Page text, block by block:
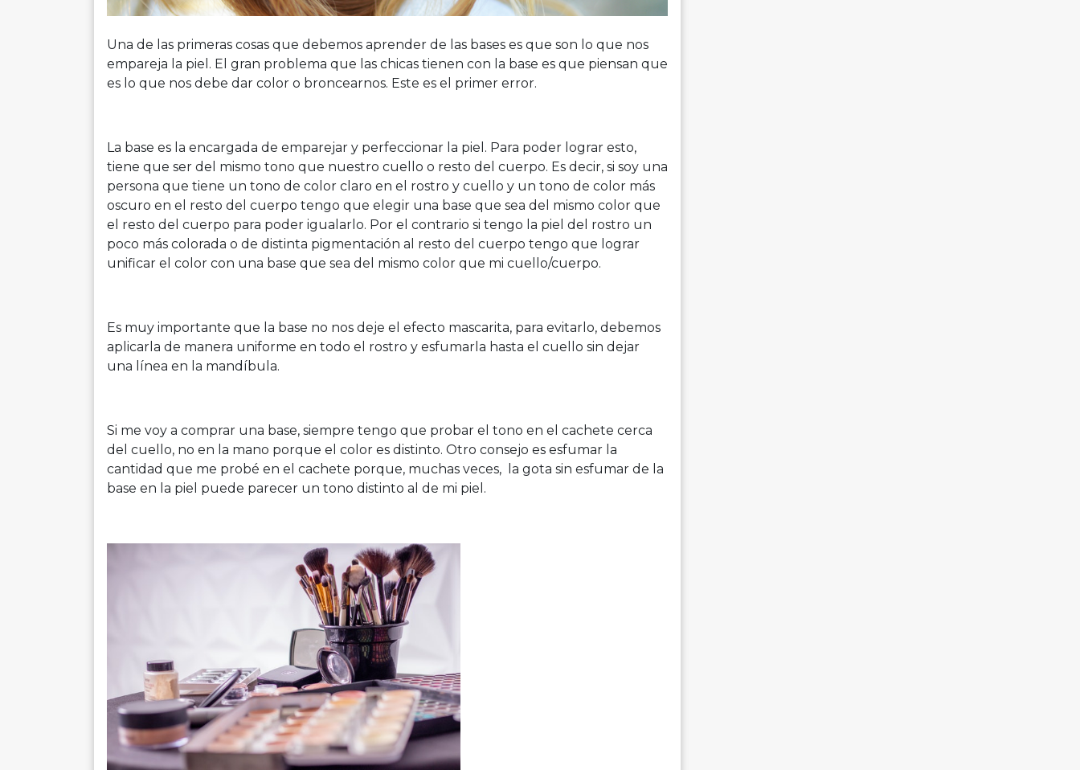
Una de las primeras cosas que debemos aprender de las bases es que son lo que nos
empareja la piel. El gran problema que las chicas tienen con la base es que piensan que
es lo que nos debe dar color o broncearnos. Este es el primer error.
La base es la encargada de emparejar y perfeccionar la piel. Para poder lograr esto,
tiene que ser del mismo tono que nuestro cuello o resto del cuerpo. Es decir, si soy una
persona que tiene un tono de color claro en el rostro y cuello y un tono de color más
oscuro en el resto del cuerpo tengo que elegir una base que sea del mismo color que
el resto del cuerpo para poder igualarlo. Por el contrario si tengo la piel del rostro un
poco más colorada o de distinta pigmentación al resto del cuerpo tengo que lograr
unificar el color con una base que sea del mismo color que mi cuello/cuerpo.
Es muy importante que la base no nos deje el efecto mascarita, para evitarlo, debemos
aplicarla de manera uniforme en todo el rostro y esfumarla hasta el cuello sin dejar
una línea en la mandíbula.
Si me voy a comprar una base, siempre tengo que probar el tono en el cachete cerca
del cuello, no en la mano porque el color es distinto. Otro consejo es esfumar la
cantidad que me probé en el cachete porque, muchas veces, la gota sin esfumar de la
base en la piel puede parecer un tono distinto al de mi piel.